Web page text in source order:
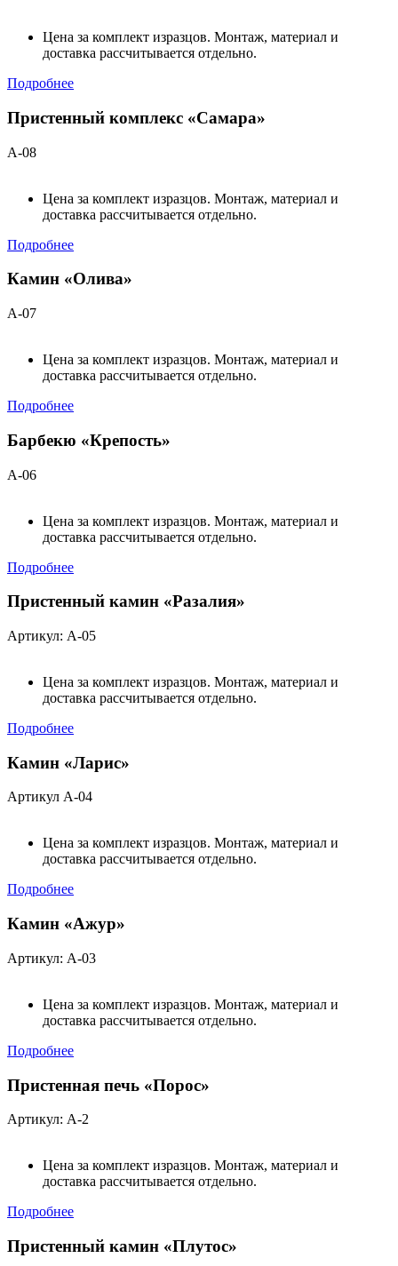
Цена за комплект изразцов. Монтаж, материал и
доставка рассчитывается отдельно.
Подробнее
Пристенный комплекс «Самара»
А-08
Цена за комплект изразцов. Монтаж, материал и
доставка рассчитывается отдельно.
Подробнее
Камин «Олива»
А-07
Цена за комплект изразцов. Монтаж, материал и
доставка рассчитывается отдельно.
Подробнее
Барбекю «Крепость»
А-06
Цена за комплект изразцов. Монтаж, материал и
доставка рассчитывается отдельно.
Подробнее
Пристенный камин «Разалия»
Артикул: А-05
Цена за комплект изразцов. Монтаж, материал и
доставка рассчитывается отдельно.
Подробнее
Камин «Ларис»
Артикул А-04
Цена за комплект изразцов. Монтаж, материал и
доставка рассчитывается отдельно.
Подробнее
Камин «Ажур»
Артикул: А-03
Цена за комплект изразцов. Монтаж, материал и
доставка рассчитывается отдельно.
Подробнее
Пристенная печь «Порос»
Артикул: А-2
Цена за комплект изразцов. Монтаж, материал и
доставка рассчитывается отдельно.
Подробнее
Пристенный камин «Плутос»